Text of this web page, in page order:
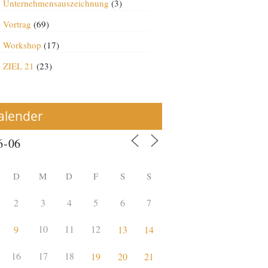
Unternehmensauszeichnung (3)
Vortrag (69)
Workshop (17)
ZIEL 21 (23)
D M D F S S
2 3 4 5 6 7
9 10 11 12 13 14
16 17 18 19 20 21